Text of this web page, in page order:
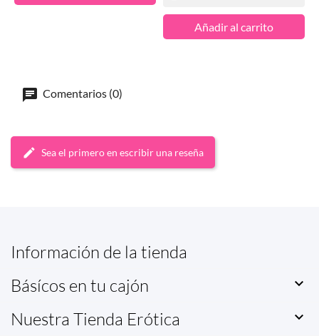
Añadir al carrito
Comentarios (0)
Sea el primero en escribir una reseña
Información de la tienda
Básícos en tu cajón

Nuestra Tienda Erótica 